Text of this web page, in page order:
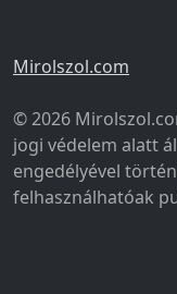
Mirolszol.com
© 2026
jogi védelem alatt
engedélyével
felhasználhatóak